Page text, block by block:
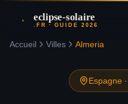
eclipse-solaire
.FR · GUIDE 2026
Accueil Villes Almeria
Espagne ·